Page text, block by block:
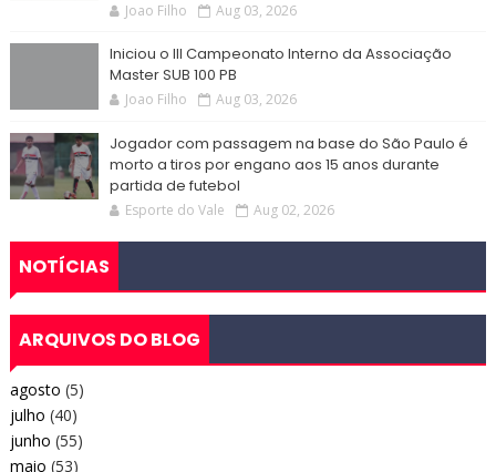
Joao Filho Aug 03, 2026
Iniciou o III Campeonato Interno da Associação
Master SUB 100 PB
Joao Filho Aug 03, 2026
Jogador com passagem na base do São Paulo é
morto a tiros por engano aos 15 anos durante
partida de futebol
Esporte do Vale Aug 02, 2026
NOTÍCIAS
ARQUIVOS DO BLOG
agosto (5)
julho (40)
junho (55)
maio (53)